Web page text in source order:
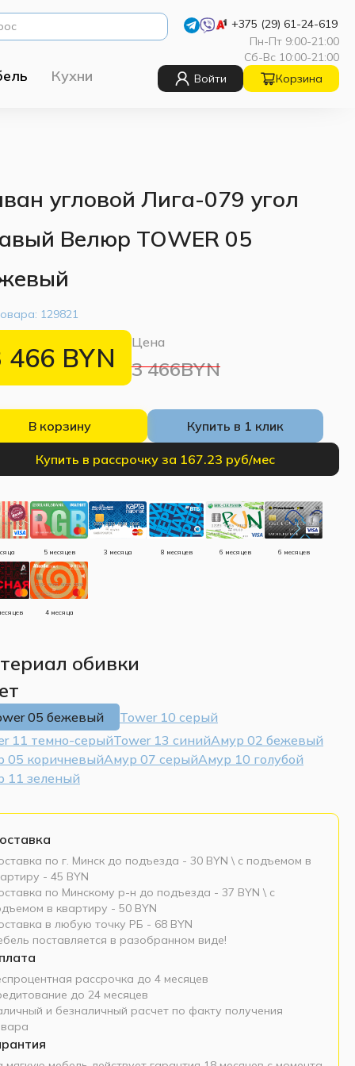
+375 (29) 61-24-619
Пн-Пт 9:00-21:00
Сб-Вс 10:00-21:00
Кухни Войти Корзина
угловой Лига-079 угол
Велюр TOWER 05
129821
466 BYN Цена
3 466BYN
В корзину Купить в 1 клик
Купить в рассрочку за 167.23 руб/мес
5 месяцев 3 месяца 8 месяцев 6 месяцев 6 месяцев
4 месяца
обивки
05 бежевый
Tower 10 серый
11 темно-серыйTower 13 синийАмур 02 бежевый
05 коричневыйАмур 07 серыйАмур 10 голубой
11 зеленый
по г. Минск до подъезда - 30 BYN \ c подъемом в
- 45 BYN
по Минскому р-н до подъезда - 37 BYN \ c
в квартиру - 50 BYN
в любую точку РБ - 68 BYN
поставляется в разобранном виде!
рассрочка до 4 месяцев
до 24 месяцев
и безналичный расчет по факту получения